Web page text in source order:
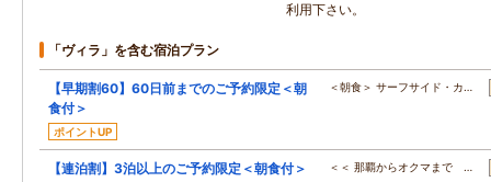
利用下さい。
「ヴィラ」を含む宿泊プラン
【早期割60】60日前までのご予約限定＜朝
食付＞
ポイントUP
＜朝食＞ サーフサイド・カ…
【連泊割】3泊以上のご予約限定＜朝食付＞ ＜＜ 那覇からオクマまで …